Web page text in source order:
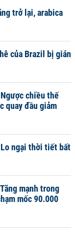
trở lại, arabica
của Brazil bị gián
chiều thế
quay đầu giảm
Lo ngại thời tiết bất
mạnh trong
mốc 90.000